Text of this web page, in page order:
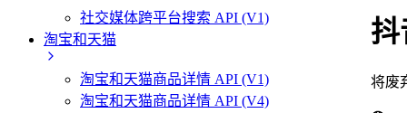
社交媒体跨平台搜索 API (V1)
淘宝和天猫
淘宝和天猫商品详情 API (V1)
淘宝和天猫商品详情 API (V4)
将废